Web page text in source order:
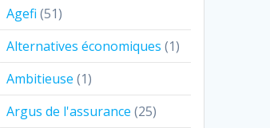
Agefi (51)
Alternatives économiques (1)
Ambitieuse (1)
Argus de l'assurance (25)